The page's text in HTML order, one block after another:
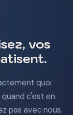
vos
quoi
c'est en
pas avec nous.